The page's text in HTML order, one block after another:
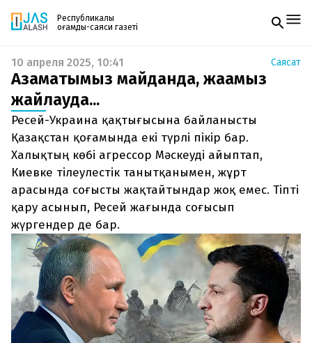
Республикалық
қоғамдық-саяси газеті
Жаңалықтар
Спорт
Live
Руханият
Аймақ
Архив
Заң және тәртіп
Редакциямен байланыс
+7 708 604 51 06
Жарнама бөлімі
+7 701 220 64 52
Пошта
zhasalash100@gmail.com
Газетке жазылу
PDF форматтағы газетті ай сайын электронды
поштаңызға алып отырыңыз. Жаңа нөмір
шыққан сәтте сізге бірден жіберіледі. Тек email
енгізіңіз, біз қалғанын өзіміз жібереміз.
10 апреля 2025, 10:41 Саясат
Азаматымыз майданда, жағамыз
жайлауда...
Ресей-Украина қақтығысына байланысты
Қазақстан қоғамында екі түрлі пікір бар.
Халықтың көбі агрессор Мәскеуді айыптап,
Киевке тілеулестік танытқанымен, жұрт
арасында соғысты жақтайтындар жоқ емес. Тіпті
қару асынып, Ресей жағында соғысып
жүргендер де бар.